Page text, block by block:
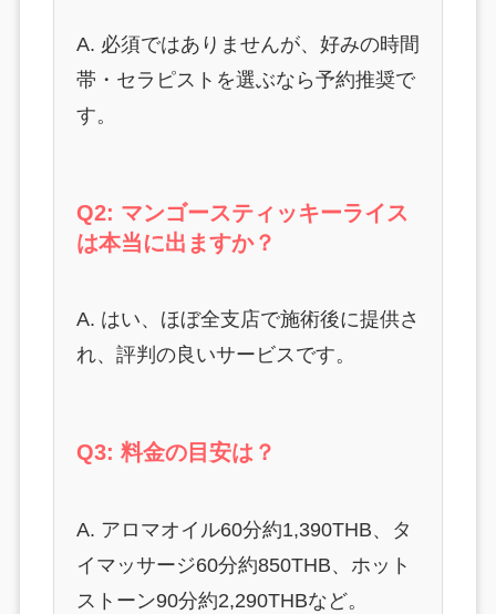
A. 必須ではありませんが、好みの時間
帯・セラピストを選ぶなら予約推奨で
す。
Q2: マンゴースティッキーライス
は本当に出ますか？
A. はい、ほぼ全支店で施術後に提供さ
れ、評判の良いサービスです。
Q3: 料金の目安は？
A. アロマオイル60分約1,390THB、タ
イマッサージ60分約850THB、ホット
ストーン90分約2,290THBなど。